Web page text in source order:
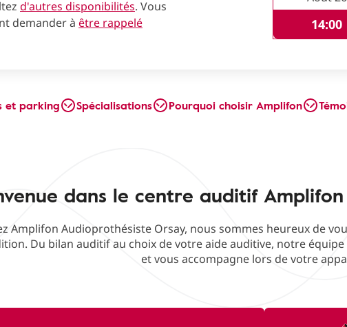
d'autres disponibilités. Vous
demander à être rappelé
14:00
et parking Spécialisations Pourquoi choisir Amplifon
dans le centre auditif
Amplifon Audioprothésiste Orsay, nous sommes heureux de
Du bilan auditif au choix de votre aide auditive, notre
et vous accompagne lors de votre